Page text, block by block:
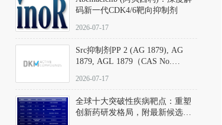
发挥抑制作用，对ROCK1和
ROCK2的解离常数（Ki）分别为
140 nM和300 nM；在众多丝氨酸/
中，其靶向ROCK的选择性超过
200倍，凸显出优异的分子特异
码新一代CDK4/6靶向抑制剂
2026-07-17
Src抑制剂PP 2 (AG 1879), AG
1879, AGL 1879（CAS No.
应用指南
2026-07-17
全球十大突破性疾病靶点：重塑
创新药研发格局，附最新候选分